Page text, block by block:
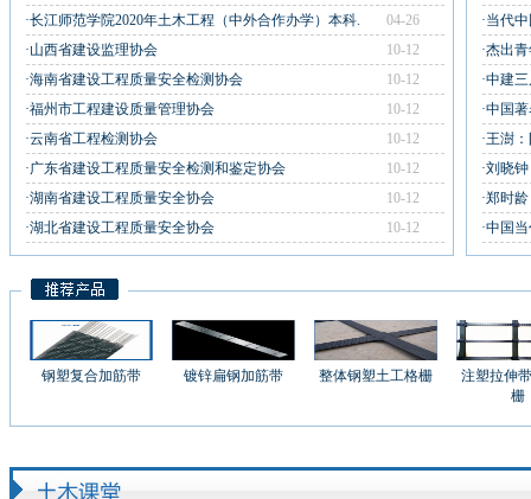
04-26
·长江师范学院2020年土木工程（中外合作办学）本科.
10-12
·山西省建设监理协会
10-12
·海南省建设工程质量安全检测协会
10-12
·福州市工程建设质量管理协会
10-12
·云南省工程检测协会
10-12
·广东省建设工程质量安全检测和鉴定协会
10-12
·湖南省建设工程质量安全协会
10-12
·湖北省建设工程质量安全协会
·当代
·杰出
·中建
·中国
·王澍
·刘晓
·郑时
·中国
钢塑复合加筋带 镀锌扁钢加筋带 整体钢塑土工格栅
注塑拉伸
栅